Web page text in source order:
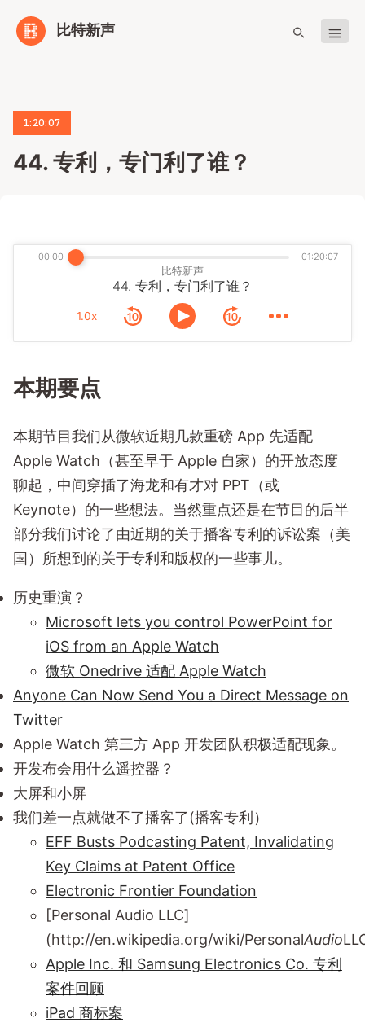
比特新声
1:20:07
44. 专利，专门利了谁？
比特新声
44. 专利，专门利了谁？
1.0x
00:00 01:20:07
本期要点
本期节目我们从微软近期几款重磅 App 先适配
Apple Watch（甚至早于 Apple 自家）的开放态度
聊起，中间穿插了海龙和有才对 PPT（或
Keynote）的一些想法。当然重点还是在节目的后半
部分我们讨论了由近期的关于播客专利的诉讼案（美
国）所想到的关于专利和版权的一些事儿。
历史重演？
Microsoft lets you control PowerPoint for
iOS from an Apple Watch
微软 Onedrive 适配 Apple Watch
Anyone Can Now Send You a Direct Message on
Twitter
Apple Watch 第三方 App 开发团队积极适配现象。
开发布会用什么遥控器？
大屏和小屏
我们差一点就做不了播客了(播客专利）
EFF Busts Podcasting Patent, Invalidating
Key Claims at Patent Office
Electronic Frontier Foundation
[Personal Audio LLC]
(http://en.wikipedia.org/wiki/PersonalAudio
Apple Inc. 和 Samsung Electronics Co. 专利
案件回顾
iPad 商标案